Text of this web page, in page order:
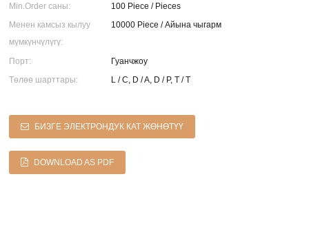
Min.Order саны:
100 Piece / Pieces
Менен камсыз кылуу
мүмкүнчүлүгү:
10000 Piece / Айына чыгарм
Порт:
Гуанчжоу
Төлөө шарттары:
L / C, D / A, D / P, T / T
БИЗГЕ ЭЛЕКТРОНДУК КАТ ЖӨНӨТҮҮ
DOWNLOAD AS PDF